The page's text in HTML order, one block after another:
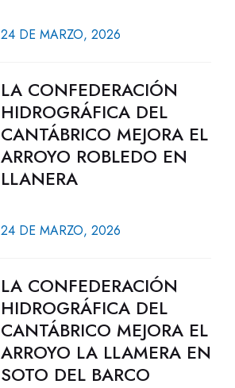
24 DE MARZO, 2026
LA CONFEDERACIÓN
HIDROGRÁFICA DEL
CANTÁBRICO MEJORA EL
ARROYO ROBLEDO EN
LLANERA
24 DE MARZO, 2026
LA CONFEDERACIÓN
HIDROGRÁFICA DEL
CANTÁBRICO MEJORA EL
ARROYO LA LLAMERA EN
SOTO DEL BARCO